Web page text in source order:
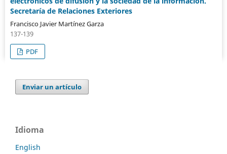
Secretaría de Relaciones Exteriores
Francisco Javier Martínez Garza
137-139
PDF
Enviar un artículo
Idioma
English